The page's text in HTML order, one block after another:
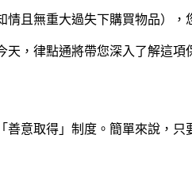
且無重大過失下購買物品），
，律點通將帶您深入了解這項
意取得」制度。簡單來說，